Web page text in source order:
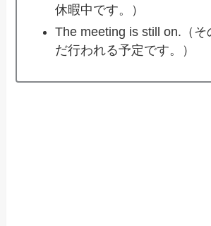
休暇中です。）
The meeting is still on.（そ
だ行われる予定です。）